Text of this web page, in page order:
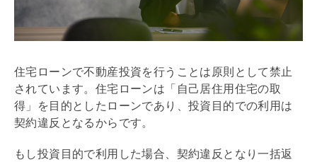
住宅ローンで不動産投資を行うことは原則として禁止
されています。 住宅ローンは「自己居住用住宅の取
得」を目的としたローンであり、投資目的での利用は
契約違反となるからです。
もし投資目的で利用した場合、契約違反となり一括返